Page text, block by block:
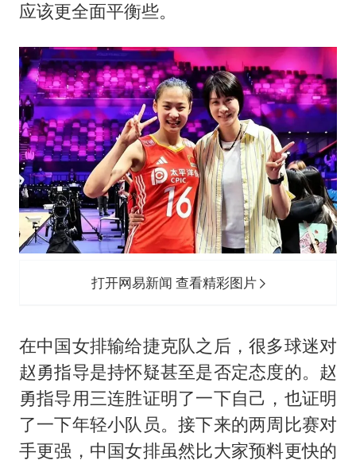
应该更全面平衡些。
打开网易新闻 查看精彩图片
在中国女排输给捷克队之后，很多球迷对
赵勇指导是持怀疑甚至是否定态度的。赵
勇指导用三连胜证明了一下自己，也证明
了一下年轻小队员。接下来的两周比赛对
手更强，中国女排虽然比大家预料更快的